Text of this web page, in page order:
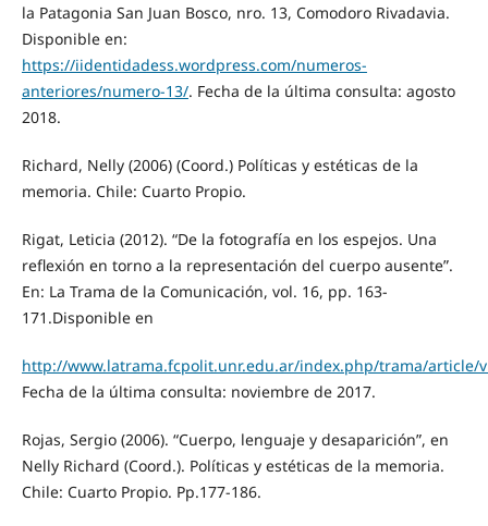
la Patagonia San Juan Bosco, nro. 13, Comodoro Rivadavia.
Disponible en:
https://iidentidadess.wordpress.com/numeros-
anteriores/numero-13/. Fecha de la última consulta: agosto
2018.
Richard, Nelly (2006) (Coord.) Políticas y estéticas de la
memoria. Chile: Cuarto Propio.
Rigat, Leticia (2012). “De la fotografía en los espejos. Una
reflexión en torno a la representación del cuerpo ausente”.
En: La Trama de la Comunicación, vol. 16, pp. 163-
171.Disponible en
http://www.latrama.fcpolit.unr.edu.ar/index.php/trama/article/
Fecha de la última consulta: noviembre de 2017.
Rojas, Sergio (2006). “Cuerpo, lenguaje y desaparición”, en
Nelly Richard (Coord.). Políticas y estéticas de la memoria.
Chile: Cuarto Propio. Pp.177-186.